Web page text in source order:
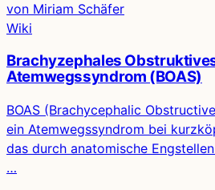
von Miriam Schäfer
Wiki
Brachyzephales
Atemwegssyndrom (BOAS)
BOAS (Brachycephalic
ein Atemwegssyndrom bei
das durch anatomische
…